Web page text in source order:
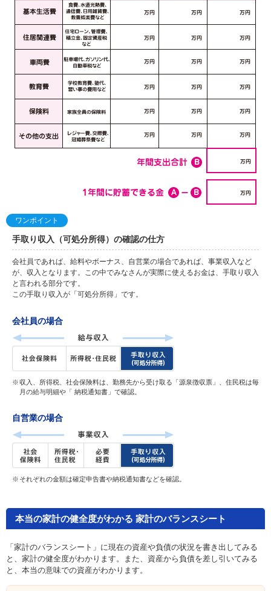
ワンポイント
手取り収入（可処分所得）の確認の仕方
会社員であれば、給料やボーナス、自営業の場合であれば、事業収入など
が、収入となります。この中でみなさんが実際に使えるお金は、手取り収入
と言われる部分です。
この手取り収入が「可処分所得」です。
会社員の場合
収入、所得税、社会保険料は、勤務先から受け取る「源泉徴収票」、住民税は毎
月の給与明細や「 納税通知書」で確認。
自営業の場合
それぞれの金額は確定申告書や納税通知書などを確認。
本当の家計の健全度がわかる 家計のバランスシート
「家計のバランスシート」に現在の資産や負債の状況を書き出してみる
と、家計の健全度がわかります。また、資産から負債を差し引いてみる
と、本当の意味での資産がわかります。